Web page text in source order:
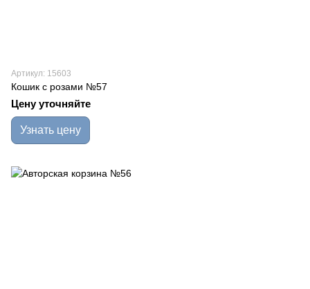
Артикул: 15603
Кошик с розами №57
Цену уточняйте
Узнать цену